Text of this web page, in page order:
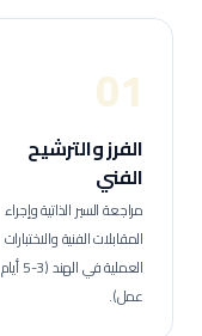
01
الفرز والترشيح
الفني
مراجعة السير الذاتية وإجراء
المقابلات الفنية والاختبارات
العملية في الهند (3-5 أيام
عمل).